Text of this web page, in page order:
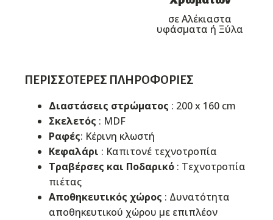
σε Αλέκιαστα
υφάσματα ή Ξύλα
ΠΕΡΙΣΣΌΤΕΡΕΣ ΠΛΗΡΟΦΟΡΊΕΣ
Διαστάσεις στρώματος : 200 x 160 cm
Σκελετός : MDF
Ραφές: Κέρινη κλωστή
Κεφαλάρι : Καπιτονέ τεχνοτροπία
Τραβέρσες και Ποδαρικό : Τεχνοτροπία
πιέτας
Αποθηκευτικός χώρος : Δυνατότητα
αποθηκευτικού χώρου με επιπλέον